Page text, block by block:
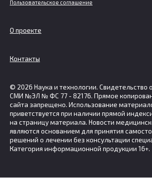
Пользовательское соглашение
О проекте
Контакты
© 2026 Наука и технологии. Свидетельство
СМИ №ЭЛ № ФС 77 - 82176. Прямое
сайта запрещено. Использование
приветствуется при наличии прямой
на страницу материала. Новости
являются основанием для принятия
решений о лечении без консультации
Категория информационной продукции 16+.